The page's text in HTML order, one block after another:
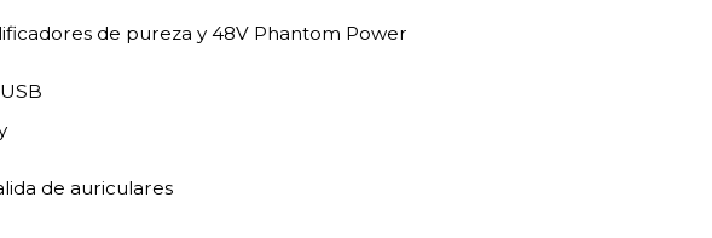
de pureza y 48V Phantom Power
de auriculares